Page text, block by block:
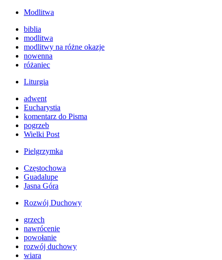
Modlitwa
biblia
modlitwa
modlitwy na różne okazje
nowenna
różaniec
Liturgia
adwent
Eucharystia
komentarz do Pisma
pogrzeb
Wielki Post
Pielgrzymka
Częstochowa
Guadalupe
Jasna Góra
Rozwój Duchowy
grzech
nawrócenie
powołanie
rozwój duchowy
wiara